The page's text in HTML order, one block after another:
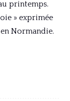
printemps.
» exprimée
Normandie.